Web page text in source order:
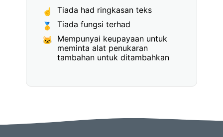
☝
Tiada had ringkasan teks
🥇
Tiada fungsi terhad
🐱 Mempunyai keupayaan untuk
meminta alat penukaran
tambahan untuk ditambahkan